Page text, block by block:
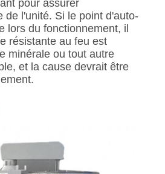
pour assurer
de l'unité. Si le point d'auto-
lors du fonctionnement, il
résistante au feu est
minérale ou tout autre
et la cause devrait être